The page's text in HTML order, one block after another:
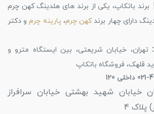
برند باتکاپ، یکی از برند های هلدینگ کهن چرم
دارای چهار برندکهن چرم، پارینه چرمو دکتر
تهران، خیابان شریعتی، بین ایستگاه مترو و
قلهک، فروشگاه باتکاپ
خیابان شهید بهشتی خیابان سرافراز
پلاک 4